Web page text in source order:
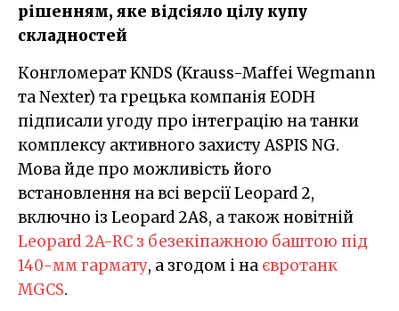
рішенням, яке відсіяло цілу купу
складностей
Конгломерат KNDS (Krauss-Maffei Wegmann
та Nexter) та грецька компанія EODH
підписали угоду про інтеграцію на танки
комплексу активного захисту ASPIS NG.
Мова йде про можливість його
встановлення на всі версії Leopard 2,
включно із Leopard 2A8, а також новітній
Leopard 2A-RC з безекіпажною баштою під
140-мм гармату, а згодом і на євротанк
MGCS.